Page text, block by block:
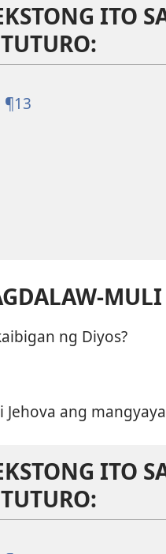
ITO
¶13
MULI
ng Diyos?
Jehova ang
ITO